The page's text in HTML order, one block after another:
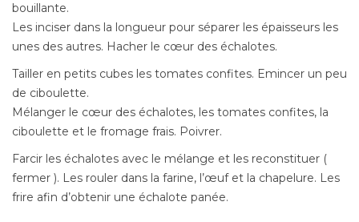
bouillante.
Les inciser dans la longueur pour séparer les épaisseurs les
unes des autres. Hacher le cœur des échalotes.
Tailler en petits cubes les tomates confites. Emincer un peu
de ciboulette.
Mélanger le cœur des échalotes, les tomates confites, la
ciboulette et le fromage frais. Poivrer.
Farcir les échalotes avec le mélange et les reconstituer (
fermer ). Les rouler dans la farine, l’œuf et la chapelure. Les
frire afin d’obtenir une échalote panée.